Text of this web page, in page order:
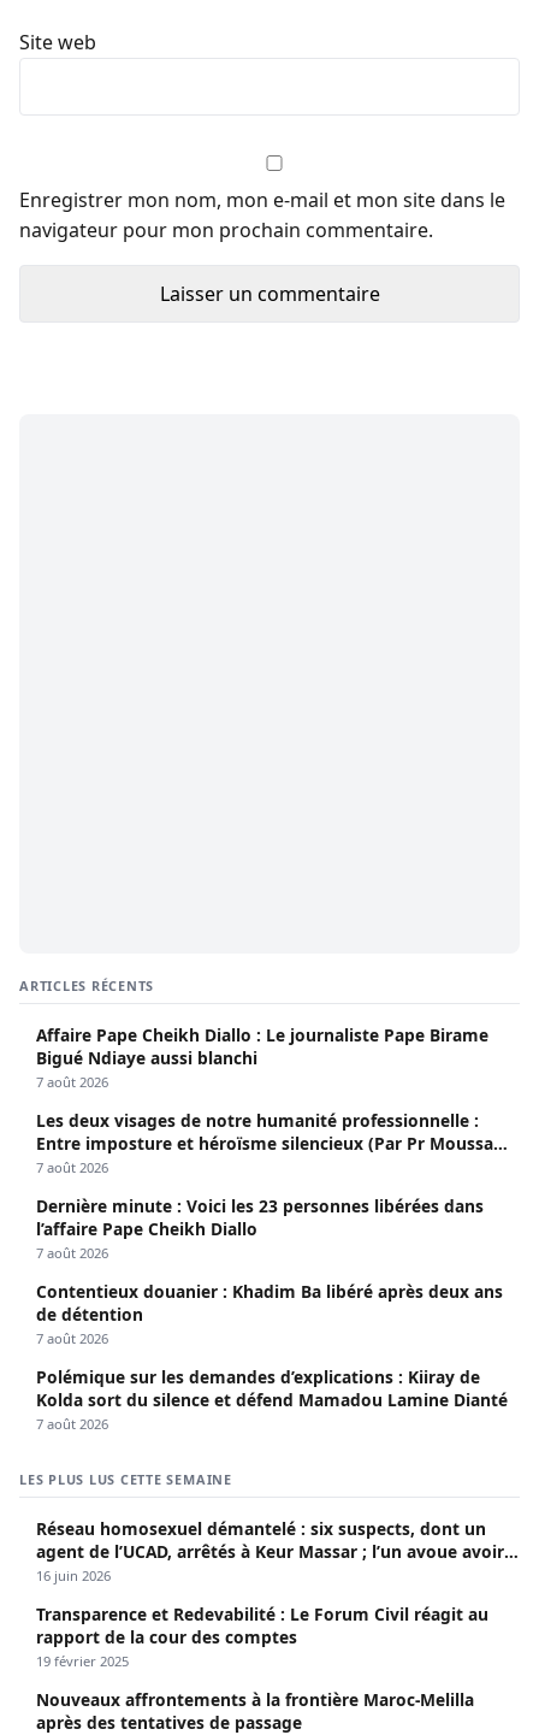
Site web
Enregistrer mon nom, mon e-mail et mon site dans le
navigateur pour mon prochain commentaire.
ARTICLES RÉCENTS
Affaire Pape Cheikh Diallo : Le journaliste Pape Birame
Bigué Ndiaye aussi blanchi
7 août 2026
Les deux visages de notre humanité professionnelle :
Entre imposture et héroïsme silencieux (Par Pr Moussa
Seydi)
7 août 2026
Dernière minute : Voici les 23 personnes libérées dans
l’affaire Pape Cheikh Diallo
7 août 2026
Contentieux douanier : Khadim Ba libéré après deux ans
de détention
7 août 2026
Polémique sur les demandes d’explications : Kiiray de
Kolda sort du silence et défend Mamadou Lamine Dianté
7 août 2026
LES PLUS LUS CETTE SEMAINE
Réseau homosexuel démantelé : six suspects, dont un
agent de l’UCAD, arrêtés à Keur Massar ; l’un avoue avoir
propagé le VIH depuis 2018
16 juin 2026
Transparence et Redevabilité : Le Forum Civil réagit au
rapport de la cour des comptes
19 février 2025
Nouveaux affrontements à la frontière Maroc-Melilla
après des tentatives de passage